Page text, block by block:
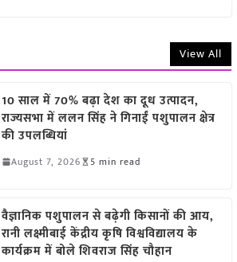
View All
10 साल में 70% बढ़ा देश का दूध उत्पादन,
राज्यसभा में ललन सिंह ने गिनाईं पशुपालन क्षेत्र
की उपलब्धियां
August 7, 2026 5 min read
वैज्ञानिक पशुपालन से बढ़ेगी किसानों की आय,
रानी लक्ष्मीबाई केंद्रीय कृषि विश्वविद्यालय के
कार्यक्रम में बोले शिवराज सिंह चौहान